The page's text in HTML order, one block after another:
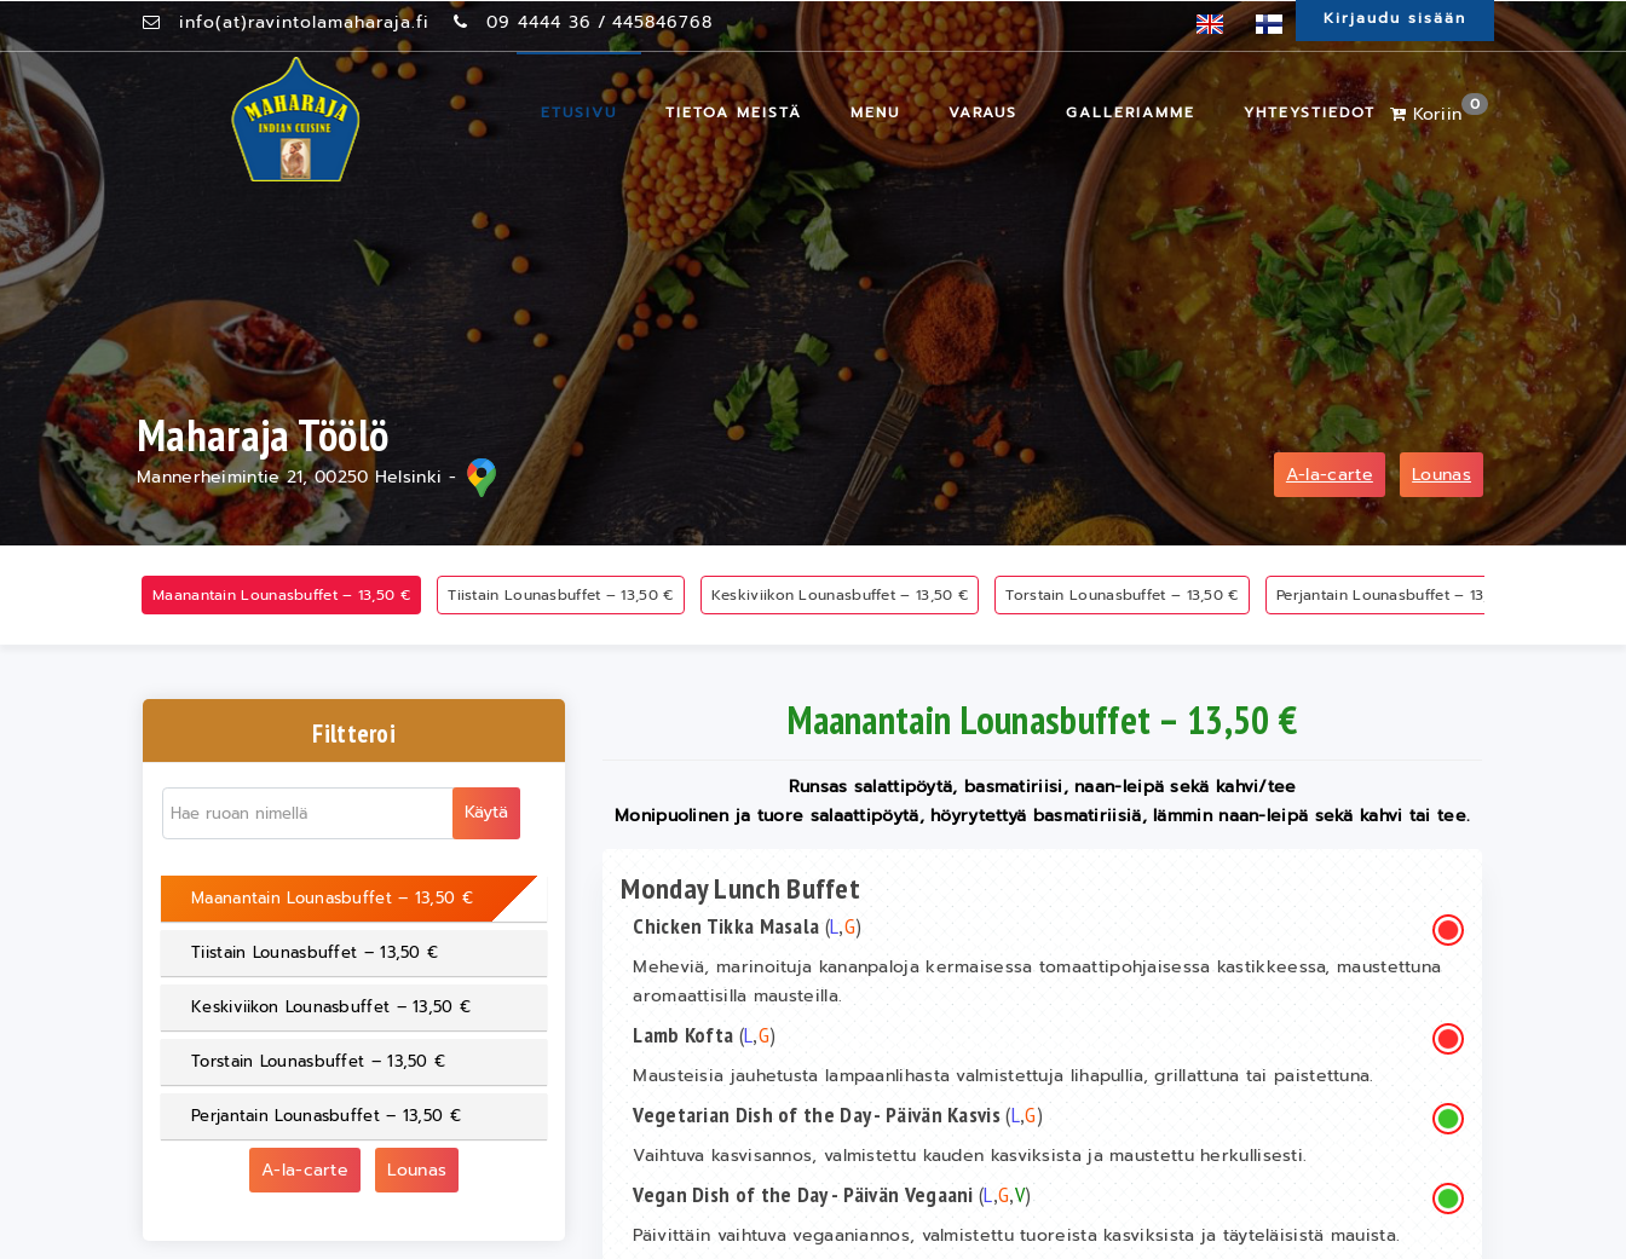
info(at)ravintolamaharaja.fi 09 4444 36 /445846768 Kirjaudu sisään
ETUSIVU TIETOA MEISTÄ MENU VARAUS GALLERIAMME YHTEYSTIEDOT Koriin0
Maharaja Töölö
Mannerheimintie 21, 00250 Helsinki - A-la-carte Lounas
Maanantain Lounasbuffet – 13,50 € Tiistain Lounasbuffet – 13,50 € Keskiviikon Lounasbuffet – 13,50 € Torstain Lounasbuffet – 13,50 € Perjantain Lounasbuffet – 13,50 €
Filtteroi
Käytä
Maanantain Lounasbuffet – 13,50 €
Tiistain Lounasbuffet – 13,50 €
Keskiviikon Lounasbuffet – 13,50 €
Torstain Lounasbuffet – 13,50 €
Perjantain Lounasbuffet – 13,50 €
A-la-carte Lounas
Maanantain Lounasbuffet – 13,50 €
Runsas salattipöytä, basmatiriisi, naan-leipä sekä kahvi/tee
Monipuolinen ja tuore salaattipöytä, höyrytettyä basmatiriisiä, lämmin naan-leipä sekä kahvi tai tee.
Monday Lunch Buffet
Chicken Tikka Masala (L,G)
Meheviä, marinoituja kananpaloja kermaisessa tomaattipohjaisessa kastikkeessa, maustettuna
aromaattisilla mausteilla.
Lamb Kofta (L,G)
Mausteisia jauhetusta lampaanlihasta valmistettuja lihapullia, grillattuna tai paistettuna.
Vegetarian Dish of the Day - Päivän Kasvis(L,G)
Vaihtuva kasvisannos, valmistettu kauden kasviksista ja maustettu herkullisesti.
Vegan Dish of the Day - Päivän Vegaani (L,G,V)
Päivittäin vaihtuva vegaaniannos, valmistettu tuoreista kasviksista ja täyteläisistä mauista.